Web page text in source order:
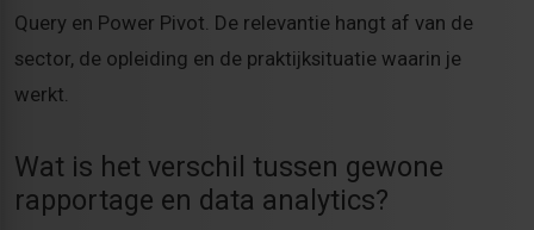
Query en Power Pivot. De relevantie hangt af van de
sector, de opleiding en de praktijksituatie waarin je
werkt.
Wat is het verschil tussen gewone
rapportage en data analytics?